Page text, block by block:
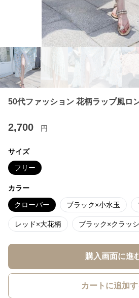
50代ファッション 花柄ラップ風ロ
2,700 円
サイズ
フリー
カラー
クローバー ブラック×小水玉
レッド×大花柄 ブラック×クラッ
購入画面に進
カートに追加